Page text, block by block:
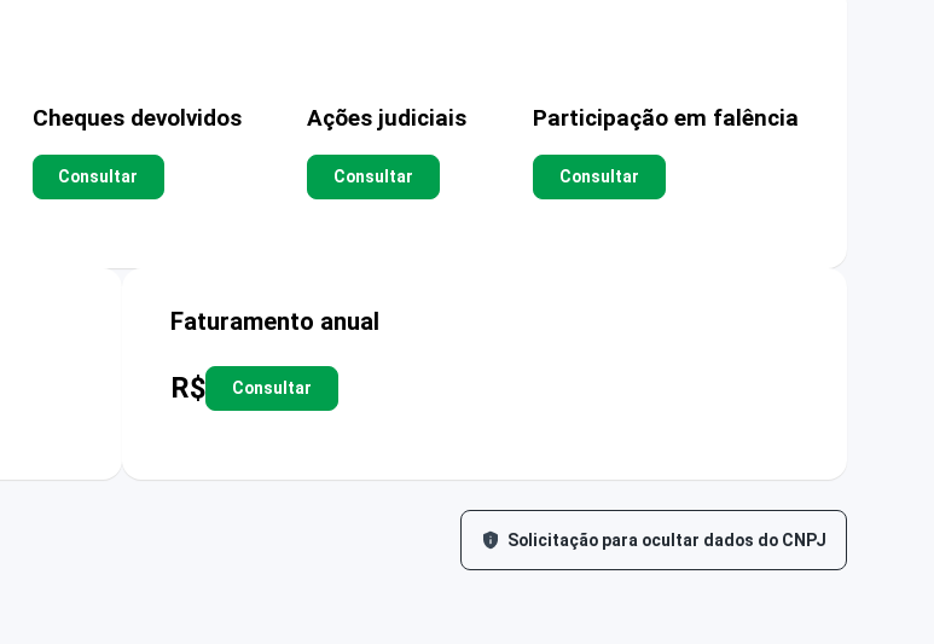
Cheques devolvidos
Consultar
Ações judiciais
Consultar
Participação em falência
Consultar
Faturamento anual
R$ Consultar
Solicitação para ocultar dados do CNPJ